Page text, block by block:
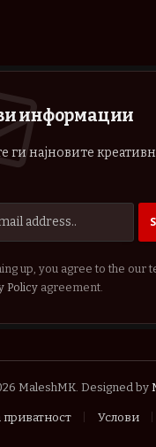
информации
ги најновите
up, you agree to the our
Policyagreement.
MaleshMK. Designed by
Услови